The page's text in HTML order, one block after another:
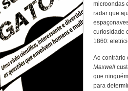
microondas
radar que
curiosidade
1860:
Ao contrário
Maxwell
que
para